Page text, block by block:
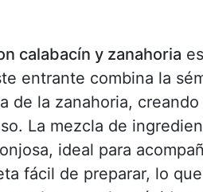
calabacín y zanahoria
entrante combina la
de la zanahoria,
La mezcla de
ideal para
fácil de preparar, lo